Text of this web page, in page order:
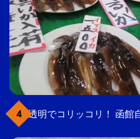
透明でコリッコリ！ 函館